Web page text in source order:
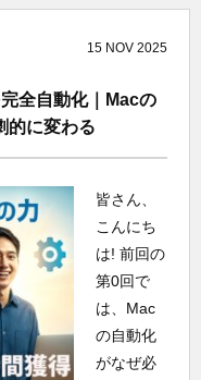
15 NOV 2025
全自動化｜Macの
的に変わる
皆さん、
こんにち
は! 前回の
第0回で
は、Mac
の自動化
がなぜ必